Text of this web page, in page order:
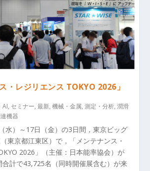
・レジリエンス TOKYO 2026」
AI, セミナー,最新,機械・金属,測定・分析,潤滑
機器
水）～17日（金）の3日間，東京ビッグ
東京都江東区）で，「メンテナンス・
2026」（主催：日本能率協会）が
合計で43,725名（同時開催展含む）が来